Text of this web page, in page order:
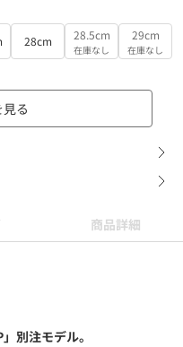
28cm 28.5cm
在庫なし
29cm
在庫なし
る
商品詳細
別注モデル。